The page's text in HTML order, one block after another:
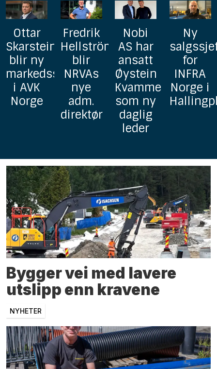
Fredrik
Hellström
blir
NRVAs
nye
adm.
Nobi
AS har
ansatt
Øystein
Kvamme
som ny
daglig
Ny
salgssjef
for
INFRA
Norge i
Hallingplast
AxFlow
styrker
pumpe-
og
Bygger vei med lavere
utslipp enn kravene
NYHETER